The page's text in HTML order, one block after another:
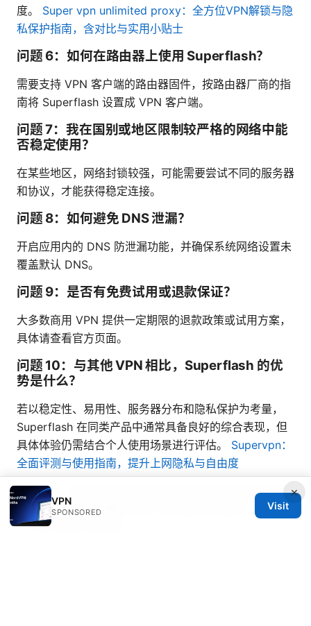
度。 Super vpn unlimited proxy：全方位VPN解锁与隐
私保护指南，含对比与实用小贴士
问题 6：如何在路由器上使用 Superflash？
需要支持 VPN 客户端的路由器固件，按路由器厂商的指
南将 Superflash 设置成 VPN 客户端。
问题 7：我在国别或地区限制较严格的网络中能
否稳定使用？
在某些地区，网络封锁较强，可能需要尝试不同的服务器
和协议，才能获得稳定连接。
问题 8：如何避免 DNS 泄漏？
开启应用内的 DNS 防泄漏功能，并确保系统网络设置未
覆盖默认 DNS。
问题 9：是否有免费试用或退款保证？
大多数商用 VPN 提供一定期限的退款政策或试用方案，
具体请查看官方页面。
问题 10：与其他 VPN 相比，Superflash 的优
势是什么？
若以稳定性、易用性、服务器分布和隐私保护为考量，
Superflash 在同类产品中通常具备良好的综合表现，但
具体体验仍需结合个人使用场景进行评估。 Supervpn：
全面评测与使用指南，提升上网隐私与自由度
说明：本文中的链接文本会指向相关产品信息和支撑
页面，实际在博客中会以可点击的文本呈现，以提升
用户体验与点击率。
×
VPN
SPONSORED
Visit